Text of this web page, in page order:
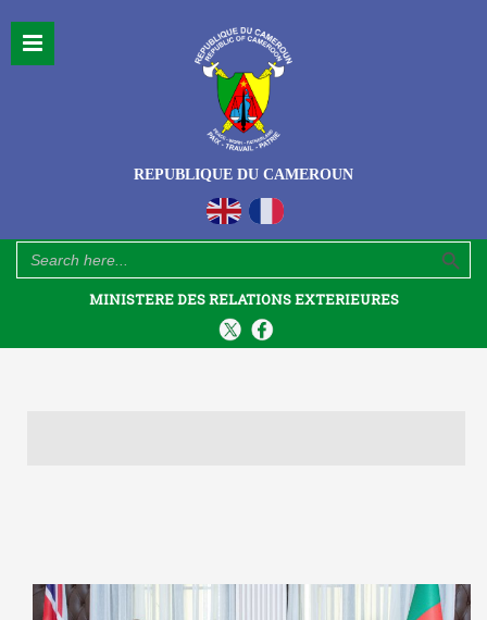
REPUBLIQUE DU CAMEROUN
Search
for:
Search Button
MINISTERE DES RELATIONS EXTERIEURES